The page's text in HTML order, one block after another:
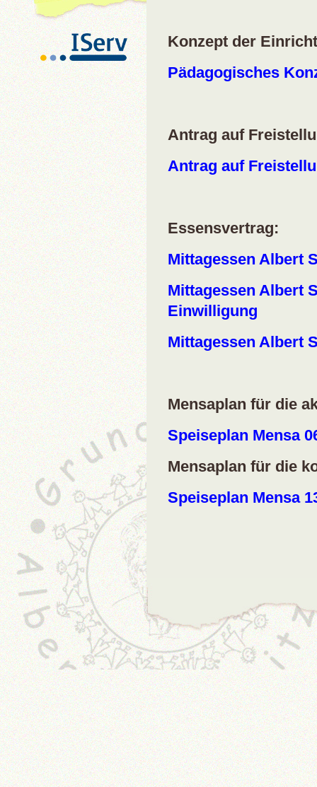
Konzept der
Pädagogisches
Antrag auf
Antrag auf
Essensvertrag:
Mittagessen Albert
Mittagessen Albert
Einwilligung
Mittagessen Albert
Mensaplan für die
Speiseplan Mensa
Mensaplan für die
Speiseplan Mensa